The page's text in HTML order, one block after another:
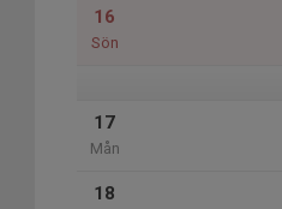
16
Sön
17
Mån
18